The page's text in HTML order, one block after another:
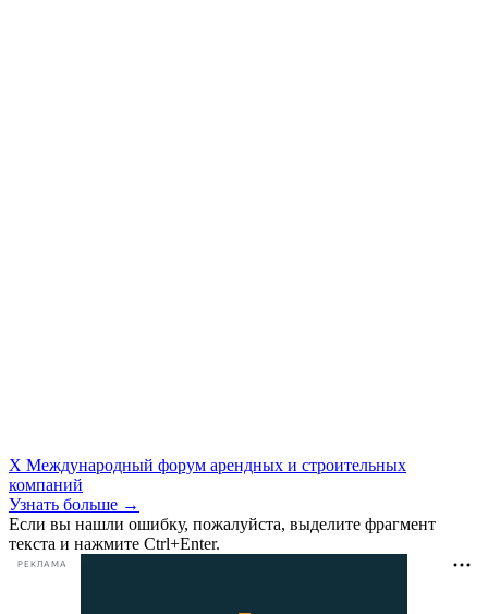
X Международный форум арендных и строительных
компаний
Узнать больше →
Если вы нашли ошибку, пожалуйста, выделите фрагмент
текста и нажмите Ctrl+Enter.
РЕКЛАМА